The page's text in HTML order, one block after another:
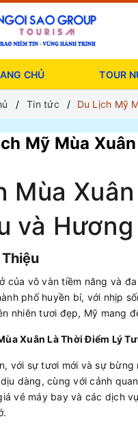
CHỦ TOUR
Tin tức Du Lịch Mỹ
Mỹ Mùa
Mùa
và
của vô vàn tiềm năng và
phố huyền bí, với nhịp
nhiên tươi đẹp, Mỹ mang
Xuân Là Thời Điểm Lý
với sự tươi mới và sự
dàng, cùng với cảnh
vé máy bay và các dịch